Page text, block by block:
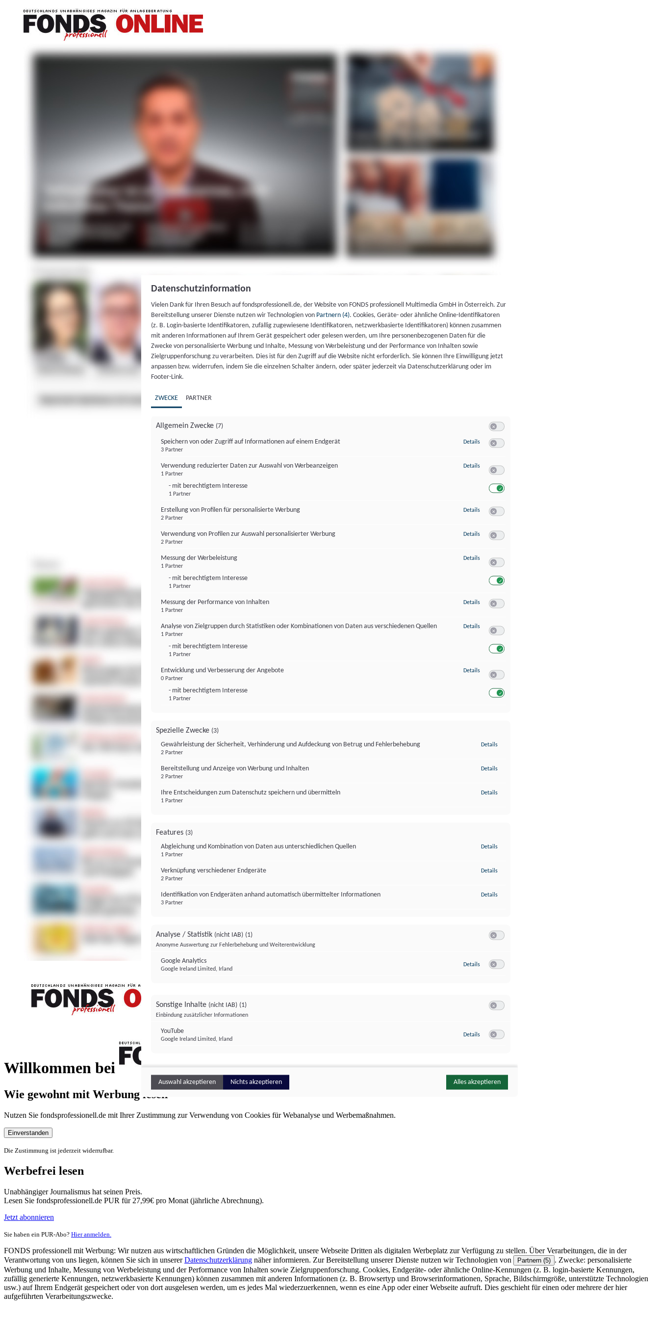
Willkommen bei
FONDS professionell
Wie gewohnt mit Werbung lesen
Nutzen Sie fondsprofessionell.de mit Ihrer Zustimmung zur Verwendung von Cookies für Webanalyse und Werbemaßnahmen.
Einverstanden
Die Zustimmung ist jederzeit widerrufbar.
Werbefrei lesen
Unabhängiger Journalismus hat seinen Preis.
Lesen Sie fondsprofessionell.de PUR für 27,99€ pro Monat (jährliche Abrechnung).
Jetzt abonnieren
Sie haben ein PUR-Abo? Hier anmelden.
FONDS professionell mit Werbung: Wir nutzen aus wirtschaftlichen Gründen die Möglichkeit, unsere Webseite Dritten als digitalen Werbeplatz zur Verfügung zu stellen. Über Verarbeitungen, die in der
Verantwortung von uns liegen, können Sie sich in unsererDatenschutzerklärung näher informieren. Zur Bereitstellung unserer Dienste nutzen wir Technologien von Partnern (5) . Zwecke: personalisierte
Werbung und Inhalte, Messung von Werbeleistung und der Performance von Inhalten sowie Zielgruppenforschung. Cookies, Endgeräte- oder ähnliche Online-Kennungen (z. B. login-basierte Kennungen,
zufällig generierte Kennungen, netzwerkbasierte Kennungen) können zusammen mit anderen Informationen (z. B. Browsertyp und Browserinformationen, Sprache, Bildschirmgröße, unterstützte Technologien
usw.) auf Ihrem Endgerät gespeichert oder von dort ausgelesen werden, um es jedes Mal wiederzuerkennen, wenn es eine App oder einer Webseite aufruft. Dies geschieht für einen oder mehrere der hier
aufgeführten Verarbeitungszwecke.
Datenschutzinformation
Vielen Dank für Ihren Besuch auf fondsprofessionell.de, der Website von FONDS professionell Multimedia GmbH in Österreich. Zur
Bereitstellung unserer Dienste nutzen wir Technologien von Partnern (4). Cookies, Geräte- oder ähnliche Online-Identifikatoren
(z. B. Login-basierte Identifikatoren, zufällig zugewiesene Identifikatoren, netzwerkbasierte Identifikatoren) können zusammen
mit anderen Informationen auf Ihrem Gerät gespeichert oder gelesen werden, um Ihre personenbezogenen Daten für die
Zwecke von personalisierte Werbung und Inhalte, Messung von Werbeleistung und der Performance von Inhalten sowie
Zielgruppenforschung zu verarbeiten. Dies ist für den Zugriff auf die Website nicht erforderlich. Sie können Ihre Einwilligung jetzt
anpassen bzw. widerrufen, indem Sie die einzelnen Schalter ändern, oder später jederzeit via Datenschutzerklärung oder im
Footer-Link.
ZWECKE PARTNER
Allgemein Zwecke (7)
Speichern von oder Zugriff auf Informationen auf einem Endgerät
3 Partner
Details zu Speichern von oder Zugriff auf Informationen auf einem Endgerät
Verwendung reduzierter Daten zur Auswahl von Werbeanzeigen
1 Partner
- mit berechtigtem Interesse
1 Partner
Details zu Verwendung reduzierter Daten zur Auswahl von Werbeanzeigen
Erstellung von Profilen für personalisierte Werbung
2 Partner
Details zu Erstellung von Profilen für personalisierte Werbung
Verwendung von Profilen zur Auswahl personalisierter Werbung
2 Partner
Details zu Verwendung von Profilen zur Auswahl personalisierter Werbung
Messung der Werbeleistung
1 Partner
- mit berechtigtem Interesse
1 Partner
Details zu Messung der Werbeleistung
Messung der Performance von Inhalten
1 Partner
Details zu Messung der Performance von Inhalten
Analyse von Zielgruppen durch Statistiken oder Kombinationen von Daten aus verschiedenen Quellen
1 Partner
- mit berechtigtem Interesse
1 Partner
Details zu Analyse von Zielgruppen durch Statistiken oder Kombinationen von
Entwicklung und Verbesserung der Angebote
0 Partner
- mit berechtigtem Interesse
1 Partner
Details zu Entwicklung und Verbesserung der Angebote
Spezielle Zwecke (3)
Gewährleistung der Sicherheit, Verhinderung und Aufdeckung von Betrug und Fehlerbehebung
2 Partner
Details
Bereitstellung und Anzeige von Werbung und Inhalten
2 Partner
Details
Ihre Entscheidungen zum Datenschutz speichern und übermitteln
1 Partner
Details
Features (3)
Abgleichung und Kombination von Daten aus unterschiedlichen Quellen
1 Partner
Details
Verknüpfung verschiedener Endgeräte
2 Partner
Details
Identifikation von Endgeräten anhand automatisch übermittelter Informationen
3 Partner
Details
Analyse / Statistik (nicht IAB) (1)
Anonyme Auswertung zur Fehlerbehebung und Weiterentwicklung
Google Analytics
Google Ireland Limited, Irland
Details zu Google Analytics
Sonstige Inhalte (nicht IAB) (1)
Einbindung zusätzlicher Informationen
YouTube
Google Ireland Limited, Irland
Details zu YouTube
Auswahl akzeptieren Nichts akzeptieren Alles akzeptieren